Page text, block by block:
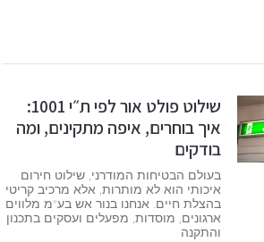
שילוט פולט אור לפי ת״י 1001:
איך בוחרים, איפה מתקינים, ומה
בודקים
בעולם הבטיחות המודרני, שילוט חירום
איכותי הוא לא מותרות, אלא מרכיב קריטי
בהצלת חיים. אנחנו בנור אש בע"מ מלווים
ארגונים, מוסדות, מפעלים ועסקים בתכנון
והתקנה